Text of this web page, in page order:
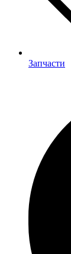
Запчасти